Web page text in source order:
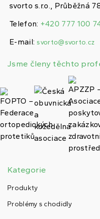
svorto s.r.o., Průběžná
Telefon: +420 777 100
E-mail: svorto@svorto.cz
Jsme členy těchto
Kategorie
Produkty
Problémy s chodidly